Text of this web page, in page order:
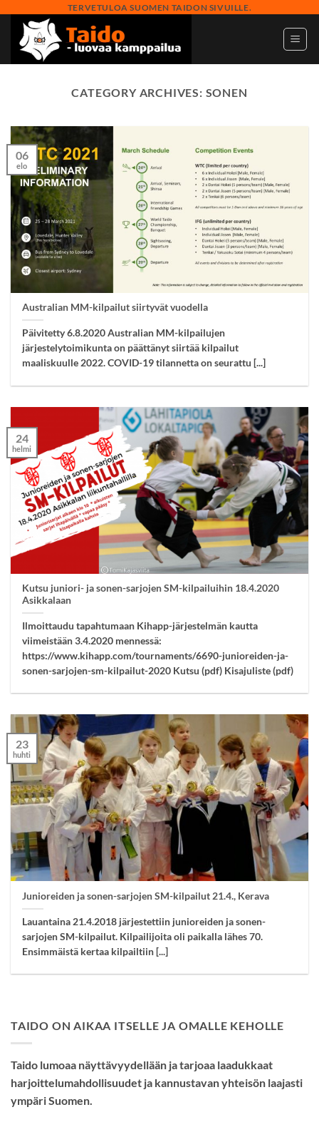
content
TERVETULOA SUOMEN TAIDON SIVUILLE.
CATEGORY ARCHIVES: SONEN
Australian MM-kilpailut siirtyvät vuodella
Päivitetty 6.8.2020 Australian MM-kilpailujen
järjestelytoimikunta on päättänyt siirtää kilpailut
maaliskuulle 2022. COVID-19 tilannetta on seurattu [...]
06
elo
Kutsu juniori- ja sonen-sarjojen SM-kilpailuihin 18.4.2020
Asikkalaan
Ilmoittaudu tapahtumaan Kihapp-järjestelmän kautta
viimeistään 3.4.2020 mennessä:
https://www.kihapp.com/tournaments/6690-junioreiden-ja-
sonen-sarjojen-sm-kilpailut-2020 Kutsu (pdf) Kisajuliste (pdf)
24
helmi
Junioreiden ja sonen-sarjojen SM-kilpailut 21.4., Kerava
Lauantaina 21.4.2018 järjestettiin junioreiden ja sonen-
sarjojen SM-kilpailut. Kilpailijoita oli paikalla lähes 70.
Ensimmäistä kertaa kilpailtiin [...]
23
huhti
TAIDO ON AIKAA ITSELLE JA OMALLE KEHOLLE
Taido lumoaa näyttävyydellään ja tarjoaa laadukkaat
harjoittelumahdollisuudet ja kannustavan yhteisön laajasti
ympäri Suomen.